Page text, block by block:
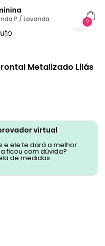
P / Lavanda 0
Metalizado Lilás
virtual
e ele te dará a melhor
ficou com dúvida?
de medidas.